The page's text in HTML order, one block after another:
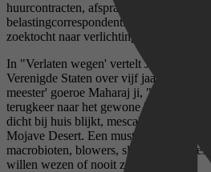
huurcontracten, afsprakennotities,
belastingcorrespondentie op de stoel
zoektocht naar verlichting een
In "Verlaten wegen' vertelt Jos Lammers
Verenigde Staten over vijf jaar
meester' goeroe Maharaj ji, "back in the
terugkeer naar het gewone leven. Een
dicht bij huis blijkt, mescaline in het
Mojave Desert. Een must voor
macrobioten, blowers, slikkers, sadhoes,
willen wezen of nooit zou willen zijn.